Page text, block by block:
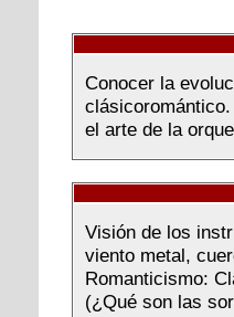
Conocer la
el arte de la
Visión de los
viento metal,
Romanticismo:
(¿Qué son las